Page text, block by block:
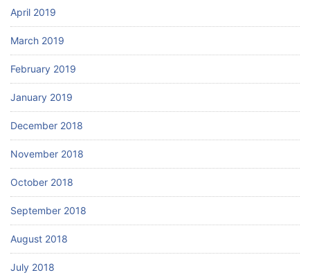
April 2019
March 2019
February 2019
January 2019
December 2018
November 2018
October 2018
September 2018
August 2018
July 2018